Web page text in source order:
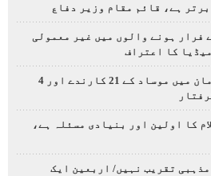
ہے، قائم مقام وزیر دفاع
فرار ہونے والوں میں غیر معمولی
کا اعتراف
ایرانی صوبہ کرمان میں موساد کے 21 کارندے اور 4
کا اولین اور بنیادی مسئلہ ہے،
تقریب نہیں/ اربعین ایک